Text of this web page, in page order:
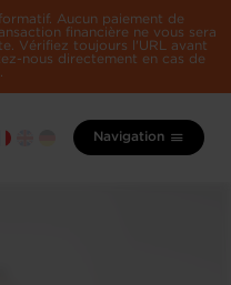
Aucun paiement de
financière ne vous sera
Vérifiez toujours l'URL avant
nous directement en cas de
Navigation